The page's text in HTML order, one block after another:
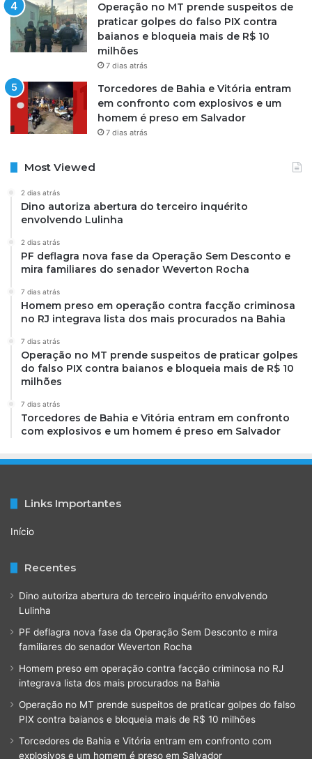
Operação no MT prende suspeitos de
praticar golpes do falso PIX contra
baianos e bloqueia mais de R$ 10
milhões
7 dias atrás
Torcedores de Bahia e Vitória entram
em confronto com explosivos e um
homem é preso em Salvador
7 dias atrás
Most Viewed
2 dias atrás
Dino autoriza abertura do terceiro inquérito
envolvendo Lulinha
2 dias atrás
PF deflagra nova fase da Operação Sem Desconto e
mira familiares do senador Weverton Rocha
7 dias atrás
Homem preso em operação contra facção criminosa
no RJ integrava lista dos mais procurados na Bahia
7 dias atrás
Operação no MT prende suspeitos de praticar golpes
do falso PIX contra baianos e bloqueia mais de R$ 10
milhões
7 dias atrás
Torcedores de Bahia e Vitória entram em confronto
com explosivos e um homem é preso em Salvador
Links Importantes
Início
Recentes
Dino autoriza abertura do terceiro inquérito envolvendo
Lulinha
PF deflagra nova fase da Operação Sem Desconto e mira
familiares do senador Weverton Rocha
Homem preso em operação contra facção criminosa no RJ
integrava lista dos mais procurados na Bahia
Operação no MT prende suspeitos de praticar golpes do falso
PIX contra baianos e bloqueia mais de R$ 10 milhões
Torcedores de Bahia e Vitória entram em confronto com
explosivos e um homem é preso em Salvador